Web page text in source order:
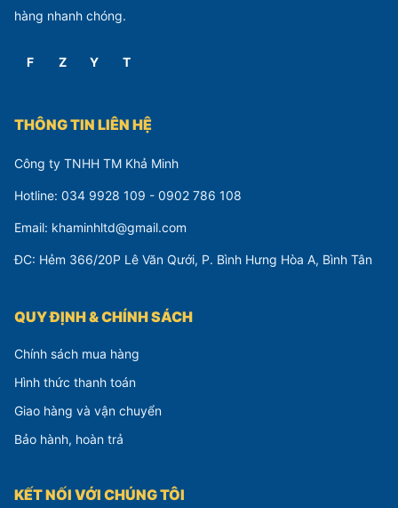
hàng nhanh chóng.
F Z Y T
THÔNG TIN LIÊN HỆ
Công ty TNHH TM Khả Minh
Hotline: 034 9928 109 - 0902 786 108
Email: khaminhltd@gmail.com
ĐC: Hẻm 366/20P Lê Văn Qưới, P. Bình Hưng Hòa A, Bình Tân
QUY ĐỊNH & CHÍNH SÁCH
Chính sách mua hàng
Hình thức thanh toán
Giao hàng và vận chuyển
Bảo hành, hoàn trả
KẾT NỐI VỚI CHÚNG TÔI